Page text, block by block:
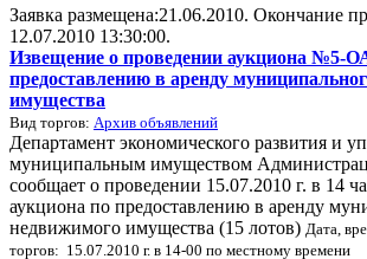
Заявка размещена:21.06.2010. Окончание
12.07.2010 13:30:00.
Извещение о проведении аукциона №5-
предоставлению в аренду
имущества
Вид торгов: Архив объявлений
Департамент экономического развития и
муниципальным имуществом
сообщает о проведении 15.07.2010 г. в 14
аукциона по предоставлению в аренду
недвижимого имущества (15 лотов) Дата,
торгов: 15.07.2010 г. в 14-00 по местному времени